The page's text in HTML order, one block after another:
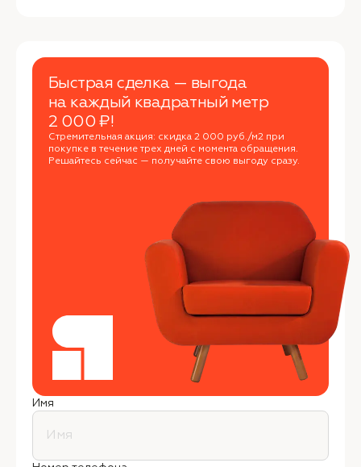
Быстрая сделка — выгода
на каждый квадратный метр
2 000 ₽!
Стремительная акция: скидка 2 000 руб./м2 при
покупке в течение трех дней с момента обращения.
Решайтесь сейчас — получайте свою выгоду сразу.
Имя